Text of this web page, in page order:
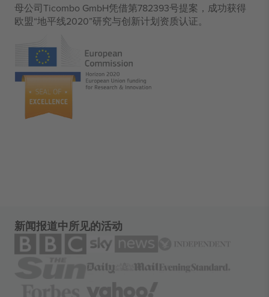
母公司Ticombo GmbH凭借第782393号提案，成功获得
欧盟“地平线2020”研究与创新计划资质认证。
新闻报道中所见的活动